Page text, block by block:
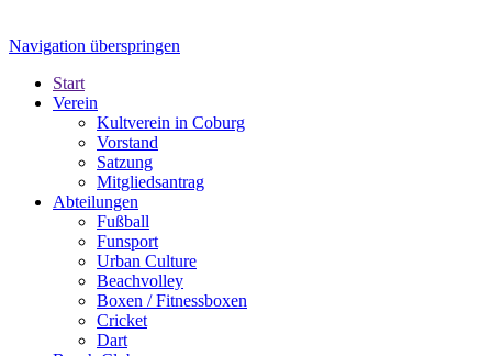
Navigation überspringen
Start
Verein
Kultverein in Coburg
Vorstand
Satzung
Mitgliedsantrag
Abteilungen
Fußball
Funsport
Urban Culture
Beachvolley
Boxen / Fitnessboxen
Cricket
Dart